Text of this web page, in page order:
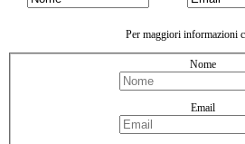
Per maggiori informazioni
Nome
Email